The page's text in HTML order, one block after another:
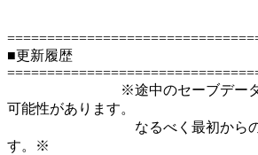
■更新履歴
※途中のセーブデータでは
可能性があります。
なるべく最初からのプレ
す。※